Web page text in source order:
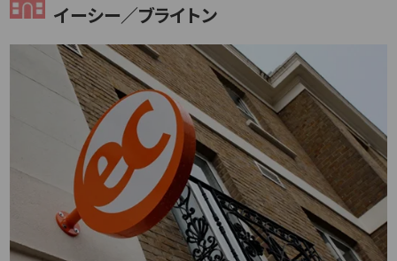
イーシー／ブライトン